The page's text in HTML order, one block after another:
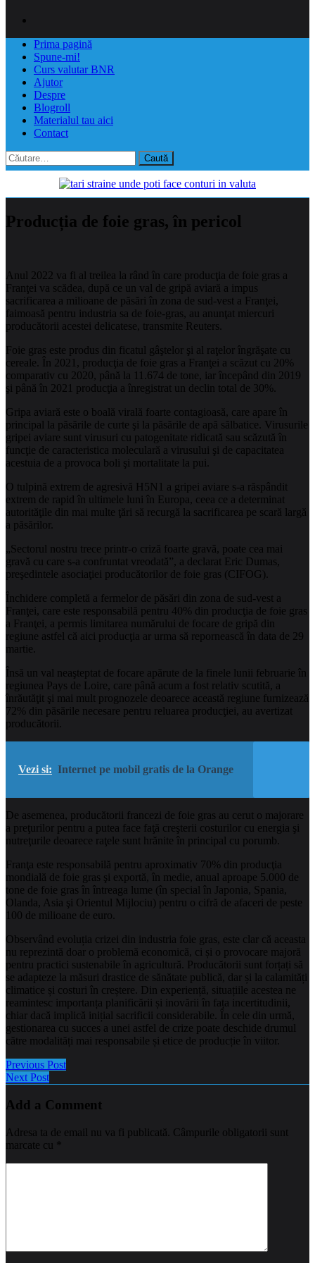
Prima pagină
Spune-mi!
Curs valutar BNR
Ajutor
Despre
Blogroll
Materialul tau aici
Contact
Caută
după:
Producția de foie gras, în pericol
Anul 2022 va fi al treilea la rând în care producţia de foie gras a
Franţei va scădea, după ce un val de gripă aviară a impus
sacrificarea a milioane de păsări în zona de sud-vest a Franţei,
faimoasă pentru industria sa de foie-gras, au anunţat miercuri
producătorii acestei delicatese, transmite Reuters.
Foie gras este produs din ficatul gâştelor şi al raţelor îngrăşate cu
cereale. În 2021, producţia de foie gras a Franţei a scăzut cu 20%
comparativ cu 2020, până la 11.674 de tone, iar începând din 2019
şi până în 2021 producţia a înregistrat un declin total de 30%.
Gripa aviară este o boală virală foarte contagioasă, care apare în
principal la păsările de curte şi la păsările de apă sălbatice. Virusurile
gripei aviare sunt virusuri cu patogenitate ridicată sau scăzută în
funcţie de caracteristica moleculară a virusului şi de capacitatea
acestuia de a provoca boli şi mortalitate la pui.
O tulpină extrem de agresivă H5N1 a gripei aviare s-a răspândit
extrem de rapid în ultimele luni în Europa, ceea ce a determinat
autorităţile din mai multe ţări să recurgă la sacrificarea pe scară largă
a păsărilor.
„Sectorul nostru trece printr-o criză foarte gravă, poate cea mai
gravă cu care s-a confruntat vreodată”, a declarat Eric Dumas,
preşedintele asociaţiei producătorilor de foie gras (CIFOG).
Închidere completă a fermelor de păsări din zona de sud-vest a
Franţei, care este responsabilă pentru 40% din producţia de foie gras
a Franţei, a permis limitarea numărului de focare de gripă din
regiune astfel că aici producţia ar urma să repornească în data de 29
martie.
Însă un val neaşteptat de focare apărute de la finele lunii februarie în
regiunea Pays de Loire, care până acum a fost relativ scutită, a
înrăutăţit şi mai mult prognozele deoarece această regiune furnizează
72% din păsările necesare pentru reluarea producţiei, au avertizat
producătorii.
Vezi si: Internet pe mobil gratis de la Orange
De asemenea, producătorii francezi de foie gras au cerut o majorare
a preţurilor pentru a putea face faţă creşterii costurilor cu energia şi
nutreţurile deoarece raţele sunt hrănite în principal cu porumb.
Franţa este responsabilă pentru aproximativ 70% din producţia
mondială de foie gras şi exportă, în medie, anual aproape 5.000 de
tone de foie gras în întreaga lume (în special în Japonia, Spania,
Olanda, Asia şi Orientul Mijlociu) pentru o cifră de afaceri de peste
100 de milioane de euro.
Observând evoluția crizei din industria foie gras, este clar că aceasta
nu reprezintă doar o problemă economică, ci și o provocare majoră
pentru practici sustenabile în agricultură. Producătorii sunt forțați să
se adapteze la măsuri drastice de sănătate publică, dar și la calamități
climatice și costuri în creștere. Din experiență, situațiile acestea ne
reamintesc importanța planificării și inovării în fața incertitudinii,
chiar dacă implică inițial sacrificii considerabile. În cele din urmă,
gestionarea cu succes a unei astfel de crize poate deschide drumul
către modalități mai responsabile și etice de producție în viitor.
Previous Post
Next Post
Add a Comment
Adresa ta de email nu va fi publicată. Câmpurile obligatorii sunt
marcate cu